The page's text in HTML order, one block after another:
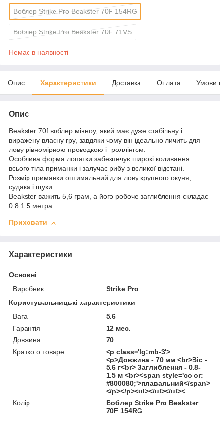
Воблер Strike Pro Beakster 70F 154RG
Воблер Strike Pro Beakster 70F 71VS
Немає в наявності
Опис Характеристики Доставка Оплата Умови
Опис
Beakster 70f воблер мінноу, який має дуже стабільну і
виражену власну гру, завдяки чому він ідеально личить для
лову рівномірною проводкою і троллінгом.
Особлива форма лопатки забезпечує широкі коливання
всього тіла приманки і залучає рибу з великої відстані.
Розмір приманки оптимальний для лову крупного окуня,
судака і щуки.
Beakster важить 5,6 грам, а його робоче заглиблення складає
0.8 1.5 метра.
Приховати
Характеристики
Основні
Виробник
Strike Pro
Користувальницькі характеристики
Вага
5.6
Гарантія
12 мес.
Довжина:
70
Кратко о товаре
<p class='lg:mb-3'>
<p>Довжина - 70 мм <br>Віс -
5.6 г<br> Заглиблення - 0.8-
1.5 м <br><span style='color:
#800080;'>плавальний</span>
</p></p><ul></ul></ul><
Колір
Воблер Strike Pro Beakster
70F 154RG